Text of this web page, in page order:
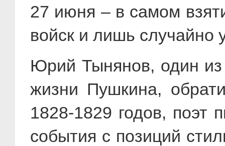
27 июня – в самом
войск и лишь случайно
Юрий Тынянов, один из
жизни Пушкина,
1828-1829 годов, поэт
события с позиций